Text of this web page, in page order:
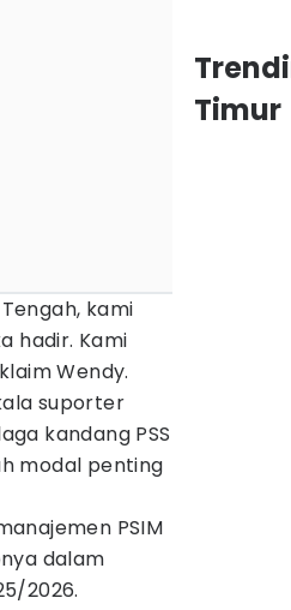
kami
hadir. Kami
Wendy.
suporter
kandang PSS
modal penting
PSIM
dalam
2026.
Timur